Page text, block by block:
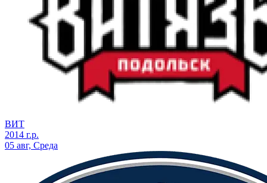
ВИТ
2014 г.р.
05 авг, Среда